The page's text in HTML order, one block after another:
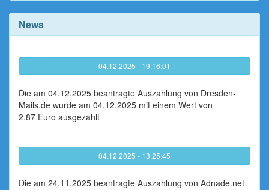
News
04.12.2025 - 19:16:01
Die am 04.12.2025 beantragte Auszahlung von Dresden-
Mails.de wurde am 04.12.2025 mit einem Wert von
2.87 Euro ausgezahlt
04.12.2025 - 13:25:45
Die am 24.11.2025 beantragte Auszahlung von Adnade.net